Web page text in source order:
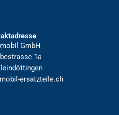
GmbH
1a
ersatzteile.ch